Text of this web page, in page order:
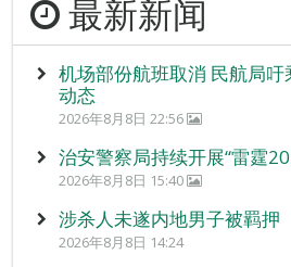
最新新闻
机场部份航班取消 民航局
动态
2026年8月8日 22:56
治安警察局持续开展“雷霆
2026年8月8日 15:40
涉杀人未遂内地男子被羁押
2026年8月8日 14:24